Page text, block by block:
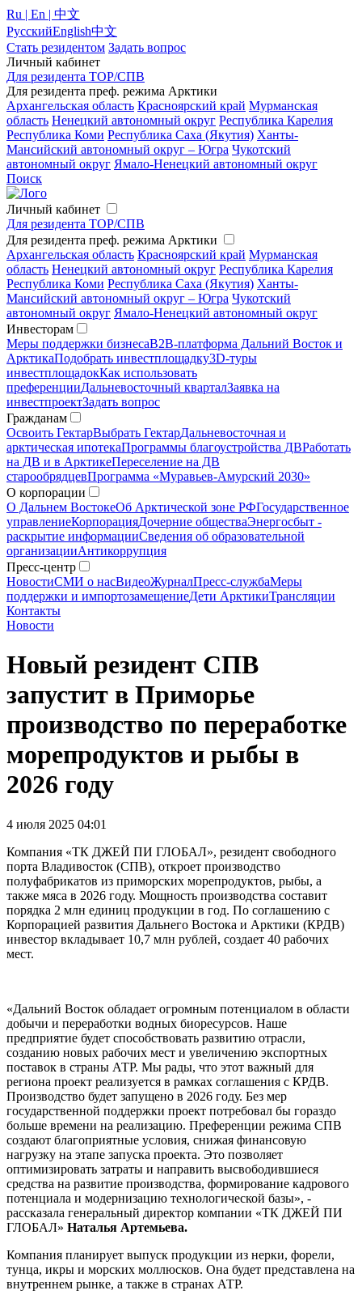
Ru | En | 中文
РусскийEnglish中文
Стать резидентом Задать вопрос
Личный кабинет
Для резидента ТОР/СПВ
Для резидента преф. режима Арктики
Архангельская область Красноярский край Мурманская
область Ненецкий автономный округ Республика Карелия
Республика Коми Республика Саха (Якутия) Ханты-
Мансийский автономный округ – Югра Чукотский
автономный округ Ямало-Ненецкий автономный округ
Поиск
Личный кабинет
Для резидента ТОР/СПВ
Для резидента преф. режима Арктики
Архангельская область Красноярский край Мурманская
область Ненецкий автономный округ Республика Карелия
Республика Коми Республика Саха (Якутия) Ханты-
Мансийский автономный округ – Югра Чукотский
автономный округ Ямало-Ненецкий автономный округ
Инвесторам
Меры поддержки бизнесаB2B-платформа Дальний Восток и
АрктикаПодобрать инвестплощадку3D-туры
инвестплощадокКак использовать
преференцииДальневосточный кварталЗаявка на
инвестпроектЗадать вопрос
Гражданам
Освоить ГектарВыбрать ГектарДальневосточная и
арктическая ипотекаПрограммы благоустройства ДВРаботать
на ДВ и в АрктикеПереселение на ДВ
старообрядцевПрограмма «Муравьев-Амурский 2030»
О корпорации
О Дальнем ВостокеОб Арктической зоне РФГосударственное
управлениеКорпорацияДочерние обществаЭнергосбыт -
раскрытие информацииСведения об образовательной
организацииАнтикоррупция
Пресс-центр
НовостиСМИ о насВидеоЖурналПресс-службаМеры
поддержки и импортозамещениеДети АрктикиТрансляции
Контакты
Новости
Новый резидент СПВ
запустит в Приморье
производство по переработке
морепродуктов и рыбы в
2026 году
4 июля 2025 04:01
Компания «ТК ДЖЕЙ ПИ ГЛОБАЛ», резидент свободного
порта Владивосток (СПВ), откроет производство
полуфабрикатов из приморских морепродуктов, рыбы, а
также мяса в 2026 году. Мощность производства составит
порядка 2 млн единиц продукции в год. По соглашению с
Корпорацией развития Дальнего Востока и Арктики (КРДВ)
инвестор вкладывает 10,7 млн рублей, создает 40 рабочих
мест.
«Дальний Восток обладает огромным потенциалом в области
добычи и переработки водных биоресурсов. Наше
предприятие будет способствовать развитию отрасли,
созданию новых рабочих мест и увеличению экспортных
поставок в страны АТР. Мы рады, что этот важный для
региона проект реализуется в рамках соглашения с КРДВ.
Производство будет запущено в 2026 году. Без мер
государственной поддержки проект потребовал бы гораздо
больше времени на реализацию. Преференции режима СПВ
создают благоприятные условия, снижая финансовую
нагрузку на этапе запуска проекта. Это позволяет
оптимизировать затраты и направить высвободившиеся
средства на развитие производства, формирование кадрового
потенциала и модернизацию технологической базы», -
рассказала генеральный директор компании «ТК ДЖЕЙ ПИ
ГЛОБАЛ» Наталья Артемьева.
Компания планирует выпуск продукции из нерки, форели,
тунца, икры и морских моллюсков. Она будет представлена на
внутреннем рынке, а также в странах АТР.